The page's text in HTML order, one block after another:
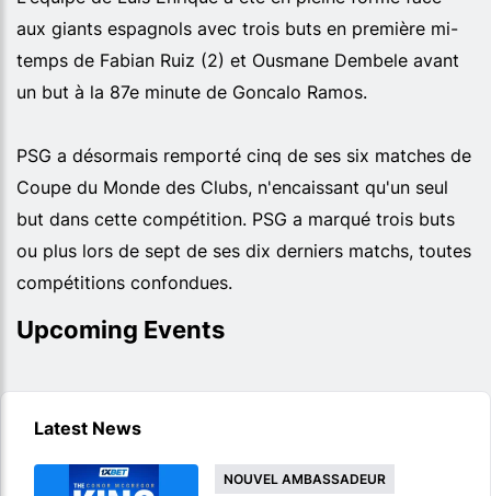
aux giants espagnols avec trois buts en première mi-
temps de Fabian Ruiz (2) et Ousmane Dembele avant
un but à la 87e minute de Goncalo Ramos.
PSG a désormais remporté cinq de ses six matches de
Coupe du Monde des Clubs, n'encaissant qu'un seul
but dans cette compétition. PSG a marqué trois buts
ou plus lors de sept de ses dix derniers matchs, toutes
compétitions confondues.
Upcoming Events
Latest News
NOUVEL AMBASSADEUR